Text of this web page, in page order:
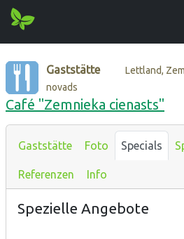
Gaststätte
Lettland,
novads
Café "Zemnieka cienasts"
Gaststätte Foto Specials
Referenzen Info
Spezielle Angebote